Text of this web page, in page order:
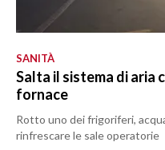
SANITÀ
Salta il sistema di aria
fornace
Rotto uno dei frigoriferi,
rinfrescare le sale operatorie